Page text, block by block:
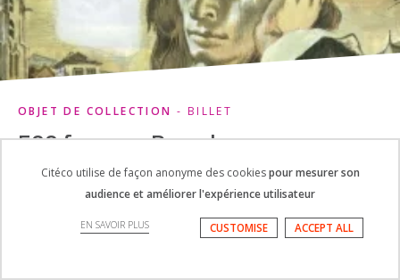
OBJET DE COLLECTION - BILLET
500 francs « Pascal »
Citéco utilise de façon anonyme des cookiespour mesurer son
audience et améliorer l'expérience utilisateur
EN SAVOIR PLUS ACCEPT ALL
CUSTOMISE